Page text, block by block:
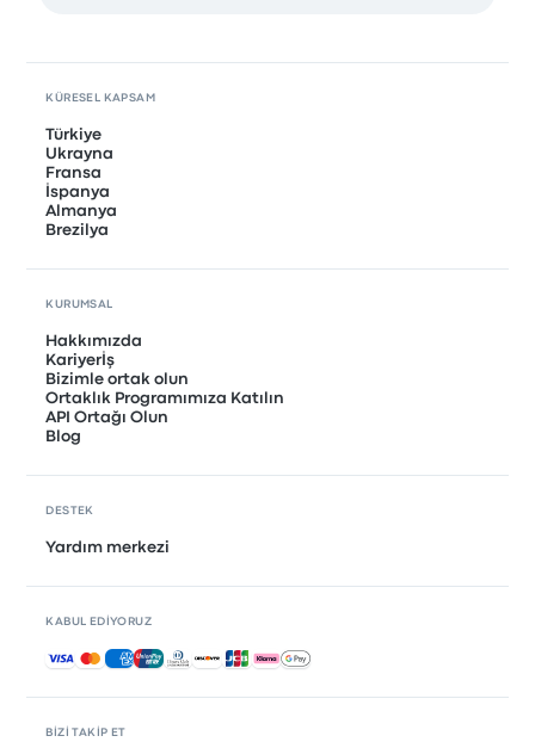
BIZI TAKIP ET
KÜRESEL KAPSAM
Türkiye
Ukrayna
Fransa
İspanya
Almanya
Brezilya
KURUMSAL
Hakkımızda
Kariyerİş
Bizimle ortak olun
Ortaklık Programımıza Katılın
API Ortağı Olun
Blog
DESTEK
Yardım merkezi
KABUL EDIYORUZ
Kabul edilen ödemeler